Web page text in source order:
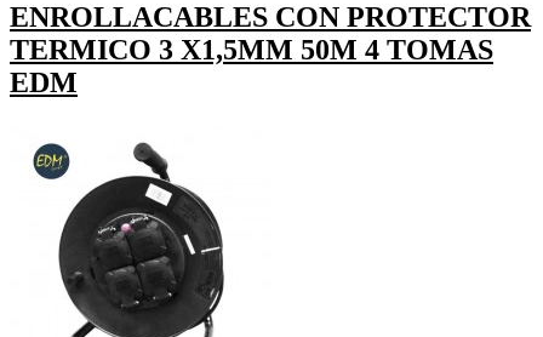
ENROLLACABLES CON PROTECTOR
TERMICO 3 X1,5MM 50M 4 TOMAS
EDM